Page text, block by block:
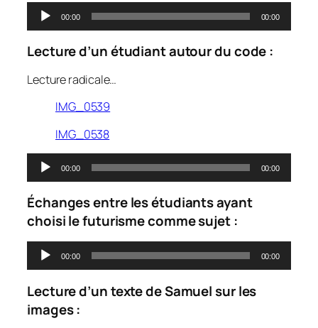
Lecteur
audio
00:00 00:00
Lecture d’un étudiant autour du code :
Lecture radicale…
IMG_0539
IMG_0538
Lecteur
audio
00:00 00:00
Échanges entre les étudiants ayant
choisi le futurisme comme sujet :
Lecteur
audio
00:00 00:00
Lecture d’un texte de Samuel sur les
images :